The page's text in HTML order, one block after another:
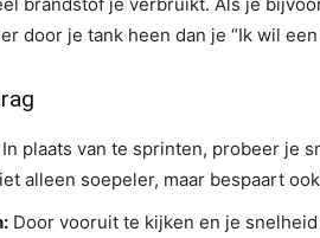
door je tank heen dan je “Ik wil
In plaats van te sprinten, probeer je
alleen soepeler, maar bespaart
Door vooruit te kijken en je